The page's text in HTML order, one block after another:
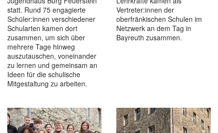
statt. Rund 75 engagierte
Schüler:innen verschiedener
Schularten kamen dort
zusammen, um sich über
mehrere Tage hinweg
auszutauschen, voneinander
zu lernen und gemeinsam an
Ideen für die schulische
Mitgestaltung zu arbeiten.
Vertreter:innen der
oberfränkischen Schulen im
Netzwerk an dem Tag in
Bayreuth zusammen.